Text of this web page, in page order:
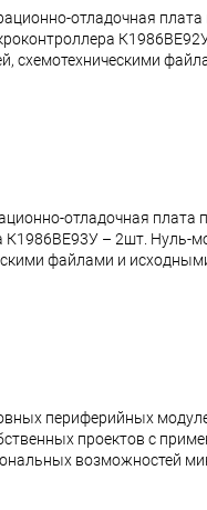
отладочная плата
схемотехническими
отладочная плата
– 2шт. Нуль-
файлами и
периферийных
проектов с
возможностей